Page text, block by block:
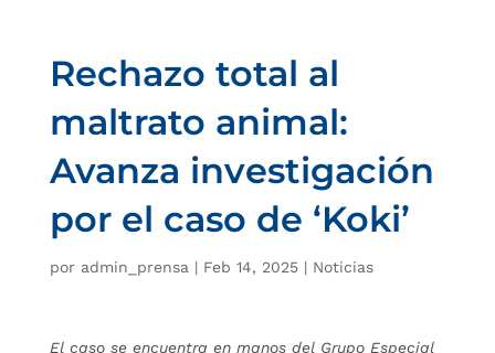
Rechazo total al
maltrato animal:
Avanza investigación
por el caso de ‘Koki’
por admin_prensa | Feb 14, 2025| Noticias
El caso se encuentra en manos del Grupo Especial